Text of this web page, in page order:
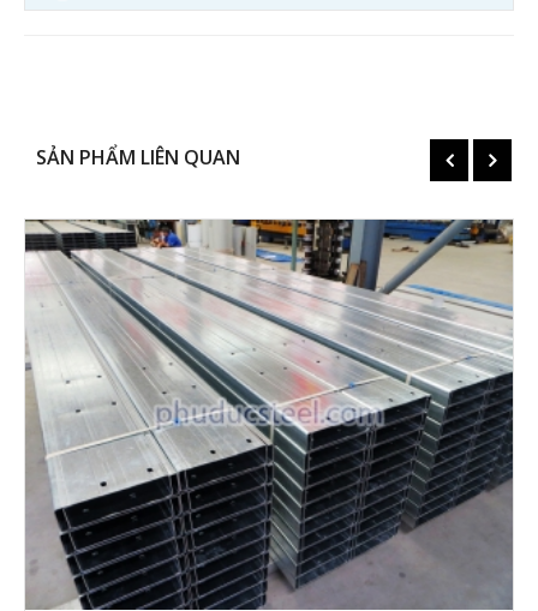
SẢN PHẨM LIÊN QUAN